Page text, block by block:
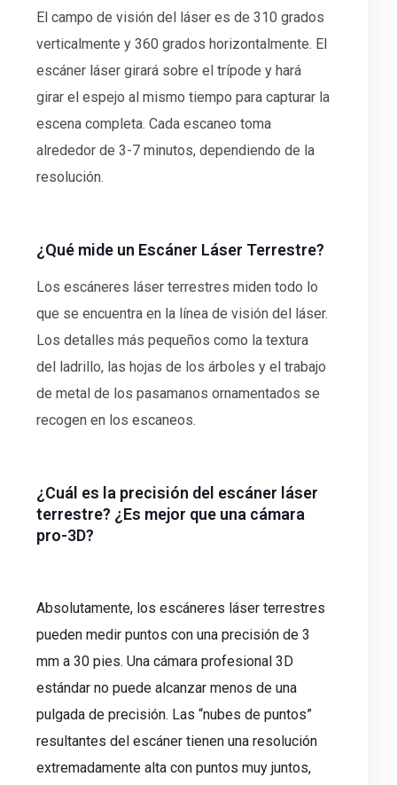
El campo de visión del láser es de 310 grados
verticalmente y 360 grados horizontalmente. El
escáner láser girará sobre el trípode y hará
girar el espejo al mismo tiempo para capturar la
escena completa. Cada escaneo toma
alrededor de 3-7 minutos, dependiendo de la
resolución.
¿Qué mide un Escáner Láser Terrestre?
Los escáneres láser terrestres miden todo lo
que se encuentra en la línea de visión del láser.
Los detalles más pequeños como la textura
del ladrillo, las hojas de los árboles y el trabajo
de metal de los pasamanos ornamentados se
recogen en los escaneos.
¿Cuál es la precisión del escáner láser
terrestre? ¿Es mejor que una cámara
pro-3D?
Absolutamente, los escáneres láser terrestres
pueden medir puntos con una precisión de 3
mm a 30 pies. Una cámara profesional 3D
estándar no puede alcanzar menos de una
pulgada de precisión. Las “nubes de puntos”
resultantes del escáner tienen una resolución
extremadamente alta con puntos muy juntos,